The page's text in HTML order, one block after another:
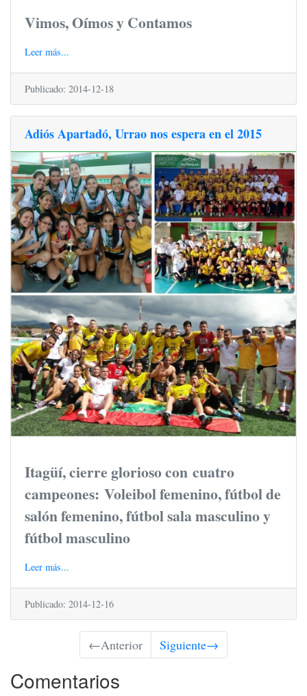
Vimos, Oímos y Contamos
Leer más...
Publicado: 2014-12-18
Adiós Apartadó, Urrao nos espera en el 2015
Itagüí, cierre glorioso con cuatro
campeones: Voleibol femenino, fútbol de
salón femenino, fútbol sala masculino y
fútbol masculino
Leer más...
Publicado: 2014-12-16
←Anterior Siguiente→
Comentarios